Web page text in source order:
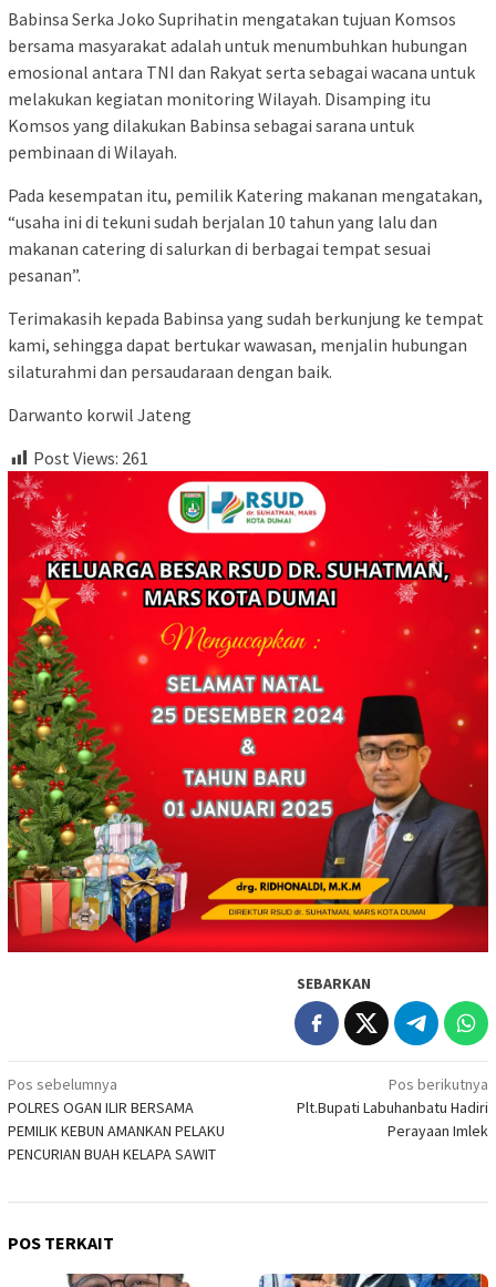
Babinsa Serka Joko Suprihatin mengatakan tujuan Komsos
bersama masyarakat adalah untuk menumbuhkan hubungan
emosional antara TNI dan Rakyat serta sebagai wacana untuk
melakukan kegiatan monitoring Wilayah. Disamping itu
Komsos yang dilakukan Babinsa sebagai sarana untuk
pembinaan di Wilayah.
Pada kesempatan itu, pemilik Katering makanan mengatakan,
“usaha ini di tekuni sudah berjalan 10 tahun yang lalu dan
makanan catering di salurkan di berbagai tempat sesuai
pesanan”.
Terimakasih kepada Babinsa yang sudah berkunjung ke tempat
kami, sehingga dapat bertukar wawasan, menjalin hubungan
silaturahmi dan persaudaraan dengan baik.
Darwanto korwil Jateng
Post Views: 261
SEBARKAN
Navigasi
pos
Pos sebelumnya
POLRES OGAN ILIR BERSAMA
PEMILIK KEBUN AMANKAN PELAKU
PENCURIAN BUAH KELAPA SAWIT
Pos berikutnya
Plt.Bupati Labuhanbatu Hadiri
Perayaan Imlek
POS TERKAIT